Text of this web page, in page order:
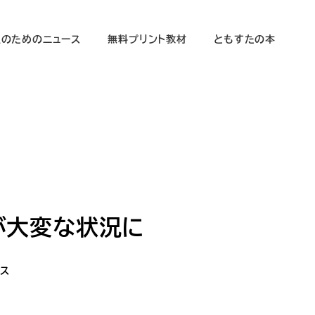
ためのニュース 無料プリント教材 ともすたの本
変な状況に